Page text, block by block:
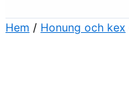
Hem / Honung och kex